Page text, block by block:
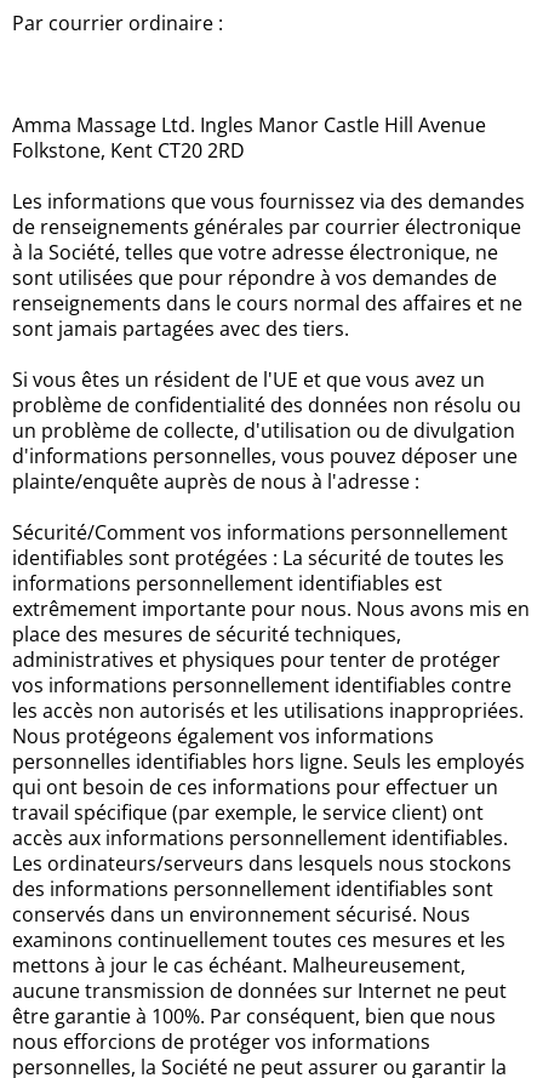
Par courrier ordinaire :
Amma Massage Ltd. Ingles Manor Castle Hill Avenue
Folkstone, Kent CT20 2RD
Les informations que vous fournissez via des demandes
de renseignements générales par courrier électronique
à la Société, telles que votre adresse électronique, ne
sont utilisées que pour répondre à vos demandes de
renseignements dans le cours normal des affaires et ne
sont jamais partagées avec des tiers.
Si vous êtes un résident de l'UE et que vous avez un
problème de confidentialité des données non résolu ou
un problème de collecte, d'utilisation ou de divulgation
d'informations personnelles, vous pouvez déposer une
plainte/enquête auprès de nous à l'adresse :
Sécurité/Comment vos informations personnellement
identifiables sont protégées : La sécurité de toutes les
informations personnellement identifiables est
extrêmement importante pour nous. Nous avons mis en
place des mesures de sécurité techniques,
administratives et physiques pour tenter de protéger
vos informations personnellement identifiables contre
les accès non autorisés et les utilisations inappropriées.
Nous protégeons également vos informations
personnelles identifiables hors ligne. Seuls les employés
qui ont besoin de ces informations pour effectuer un
travail spécifique (par exemple, le service client) ont
accès aux informations personnellement identifiables.
Les ordinateurs/serveurs dans lesquels nous stockons
des informations personnellement identifiables sont
conservés dans un environnement sécurisé. Nous
examinons continuellement toutes ces mesures et les
mettons à jour le cas échéant. Malheureusement,
aucune transmission de données sur Internet ne peut
être garantie à 100%. Par conséquent, bien que nous
nous efforcions de protéger vos informations
personnelles, la Société ne peut assurer ou garantir la